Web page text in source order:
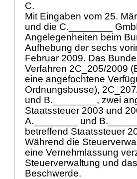
C.
Mit Eingaben vom 25.
und die C.________
Angelegenheiten beim
Aufhebung der sechs
Februar 2009. Das
Verfahren 2C_205/2009
eine angefochtene
Ordnungsbusse),
und B.________, zwei
Staatssteuer 2003 und
A.________ und
betreffend Staatssteuer
Während die
eine Vernehmlassung
Steuerverwaltung und
Beschwerde.